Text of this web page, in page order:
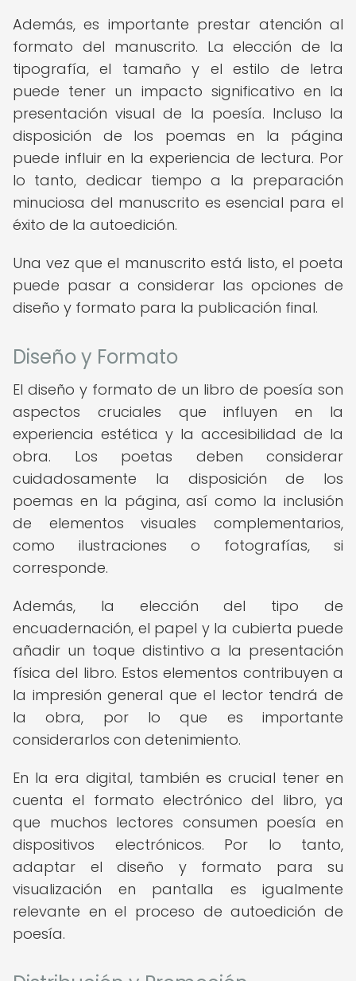
Además, es importante prestar atención al
formato del manuscrito. La elección de la
tipografía, el tamaño y el estilo de letra
puede tener un impacto significativo en la
presentación visual de la poesía. Incluso la
disposición de los poemas en la página
puede influir en la experiencia de lectura. Por
lo tanto, dedicar tiempo a la preparación
minuciosa del manuscrito es esencial para el
éxito de la autoedición.
Una vez que el manuscrito está listo, el poeta
puede pasar a considerar las opciones de
diseño y formato para la publicación final.
Diseño y Formato
El diseño y formato de un libro de poesía son
aspectos cruciales que influyen en la
experiencia estética y la accesibilidad de la
obra. Los poetas deben considerar
cuidadosamente la disposición de los
poemas en la página, así como la inclusión
de elementos visuales complementarios,
como ilustraciones o fotografías, si
corresponde.
Además, la elección del tipo de
encuadernación, el papel y la cubierta puede
añadir un toque distintivo a la presentación
física del libro. Estos elementos contribuyen a
la impresión general que el lector tendrá de
la obra, por lo que es importante
considerarlos con detenimiento.
En la era digital, también es crucial tener en
cuenta el formato electrónico del libro, ya
que muchos lectores consumen poesía en
dispositivos electrónicos. Por lo tanto,
adaptar el diseño y formato para su
visualización en pantalla es igualmente
relevante en el proceso de autoedición de
poesía.